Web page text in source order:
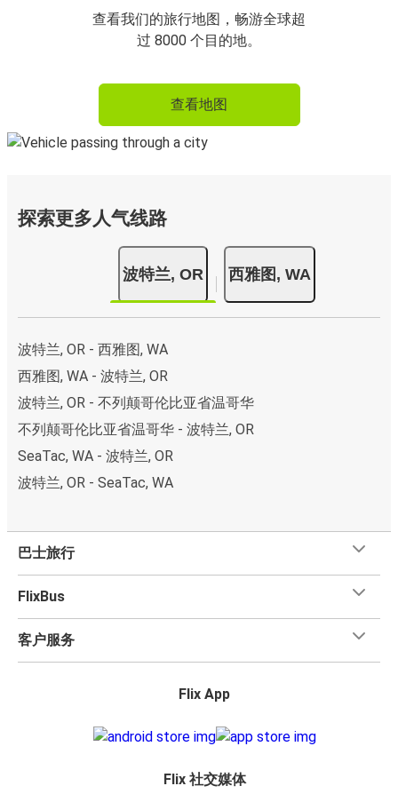
查看我们的旅行地图，畅游全球超
过 8000 个目的地。
查看地图
探索更多人气线路
波特兰, OR 西雅图, WA
波特兰, OR - 西雅图, WA
西雅图, WA - 波特兰, OR
波特兰, OR - 不列颠哥伦比亚省温哥华
不列颠哥伦比亚省温哥华 - 波特兰, OR
SeaTac, WA - 波特兰, OR
波特兰, OR - SeaTac, WA
巴士旅行
FlixBus
客户服务
Flix App
Flix 社交媒体